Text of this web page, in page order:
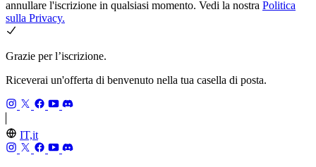
annullare l'iscrizione in qualsiasi momento. Vedi la nostra Politica
sulla Privacy.
Grazie per l’iscrizione.
Riceverai un'offerta di benvenuto nella tua casella di posta.
IT,it